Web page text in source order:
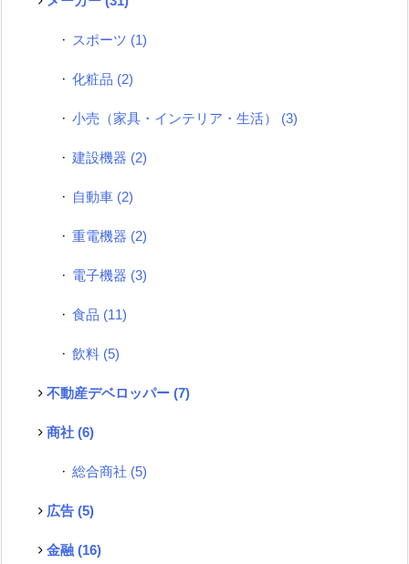
スポーツ (1)
化粧品 (2)
小売（家具・インテリア・生活） (3)
建設機器 (2)
自動車 (2)
重電機器 (2)
電子機器 (3)
食品 (11)
飲料 (5)
不動産デベロッパー (7)
商社 (6)
総合商社 (5)
広告 (5)
金融 (16)